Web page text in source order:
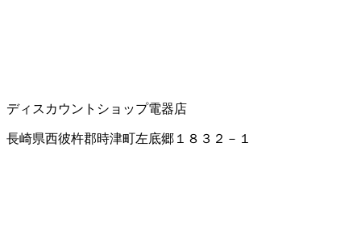
ディスカウントショップ電器店
長崎県西彼杵郡時津町左底郷１８３２－１